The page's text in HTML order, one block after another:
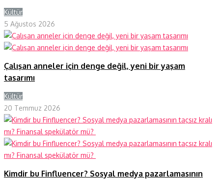
Kültür
5 Ağustos 2026
Çalışan anneler için denge değil, yeni bir yaşam
tasarımı
Kültür
20 Temmuz 2026
Kimdir bu Finfluencer? Sosyal medya pazarlamasının